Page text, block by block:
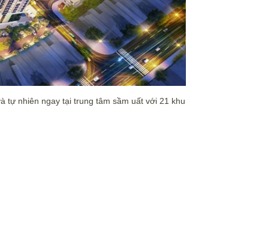
tự nhiên ngay tại trung tâm sầm uất với 21 khu